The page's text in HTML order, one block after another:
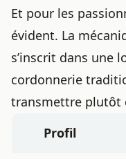
Et pour les
évident. La
s’inscrit dans une
cordonnerie
transmettre plutôt
Profil